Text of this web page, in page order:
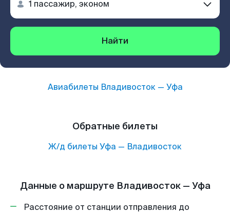
Найти
Авиабилеты Владивосток— Уфа
Обратные билеты
Ж/д билеты Уфа — Владивосток
Данные о маршруте Владивосток — Уфа
Расстояние от станции отправления до